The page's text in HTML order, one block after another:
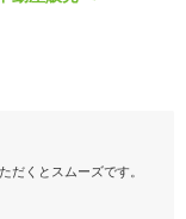
だくとスムーズです。